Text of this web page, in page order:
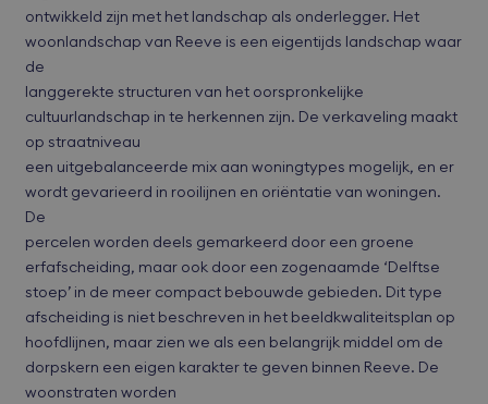
ontwikkeld zijn met het landschap als onderlegger. Het
woonlandschap van Reeve is een eigentijds landschap waar
de
langgerekte structuren van het oorspronkelijke
cultuurlandschap in te herkennen zijn. De verkaveling maakt
op straatniveau
een uitgebalanceerde mix aan woningtypes mogelijk, en er
wordt gevarieerd in rooilijnen en oriëntatie van woningen.
De
percelen worden deels gemarkeerd door een groene
erfafscheiding, maar ook door een zogenaamde ‘Delftse
stoep’ in de meer compact bebouwde gebieden. Dit type
afscheiding is niet beschreven in het beeldkwaliteitsplan op
hoofdlijnen, maar zien we als een belangrijk middel om de
dorpskern een eigen karakter te geven binnen Reeve. De
woonstraten worden